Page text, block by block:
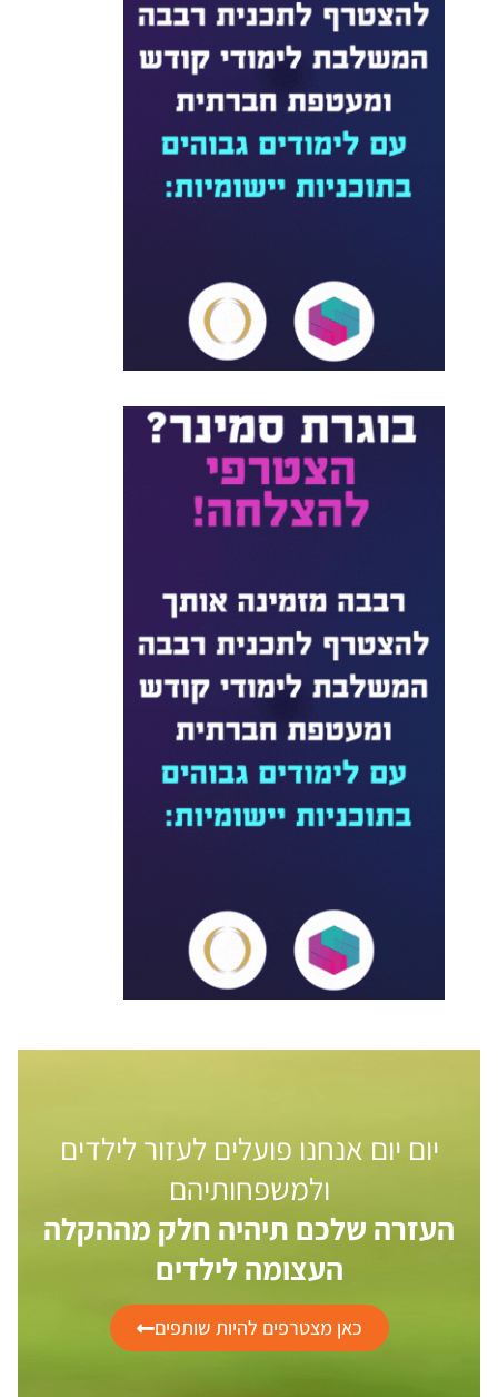
יום יום אנחנו פועלים לעזור לילדים
ולמשפחותיהם
העזרה שלכם תיהיה חלק מההקלה
העצומה לילדים
כאן מצטרפים להיות שותפים